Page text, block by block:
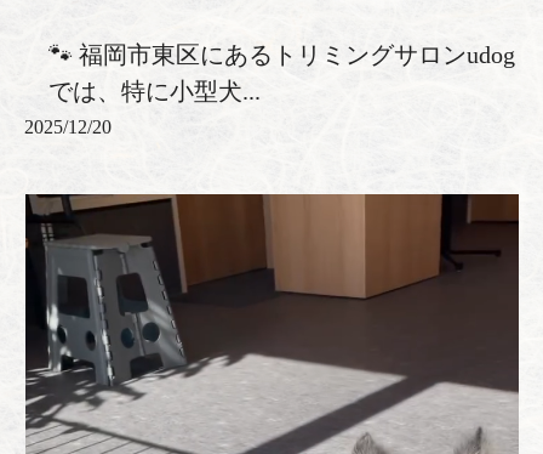
🐾 福岡市東区にあるトリミングサロンudog
では、特に小型犬...
2025/12/20